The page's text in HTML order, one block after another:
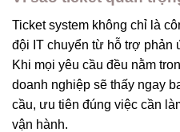
Ticket system không chỉ là
đội IT chuyển từ hỗ trợ phản
Khi mọi yêu cầu đều nằm
doanh nghiệp sẽ thấy ngay
cầu, ưu tiên đúng việc cần
vận hành.